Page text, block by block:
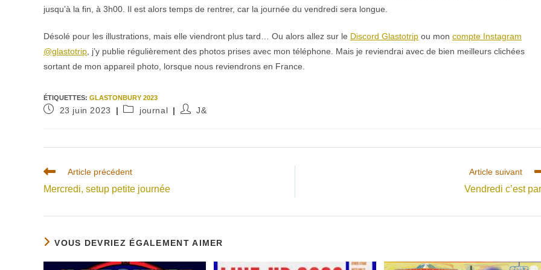
jusqu’à la fin, à 3h00. Il est alors temps de rentrer, car la journée du vendredi sera longue.
Désolé pour les illustrations, mais elle viendront plus tard… Ou alors allez sur le Discord Glastotrip ou mon compte Instagram
@glastotrip , j’y publie régulièrement des photos prises avec mon téléphone. Mais je reviendrai avec de bien meilleurs clichées
sortant de mon appareil photo, lorsque nous reviendrons en France.
ÉTIQUETTES: GLASTONBURY 2023
Publication
23 juin 2023
Postjournal
Auteur/autrice
J&
Read
articles
Article précédent
Mercredi, setup petite journée
Article suivant
Vendredi c’est
VOUS DEVRIEZ ÉGALEMENT AIMER